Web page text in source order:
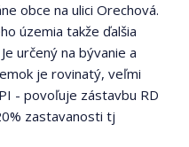
obce na ulici Orechová.
územia takže ďalšia
určený na bývanie a
je rovinatý, veľmi
- povoľuje zástavbu RD
zastavanosti tj